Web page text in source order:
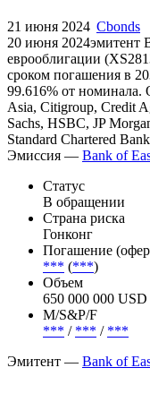
21 июня 2024 Cbonds
20 июня 2024эмитент
еврооблигации
сроком погашения в
99.616% от номинала.
Asia, Citigroup, Credit
Sachs, HSBC, JP
Standard Chartered
Эмиссия — Bank of
Статус
В обращении
Страна риска
Гонконг
Погашение
*** (***)
Объем
650 000 000 USD
М/S&P/F
*** / *** / ***
Эмитент — Bank of